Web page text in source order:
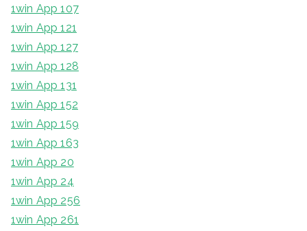
1win App 107
1win App 121
1win App 127
1win App 128
1win App 131
1win App 152
1win App 159
1win App 163
1win App 20
1win App 24
1win App 256
1win App 261